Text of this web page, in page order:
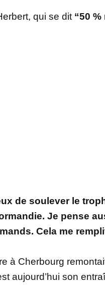
qui se dit “50
de soulever le
Je pense
Cela me
à Cherbourg
aujourd’hui son